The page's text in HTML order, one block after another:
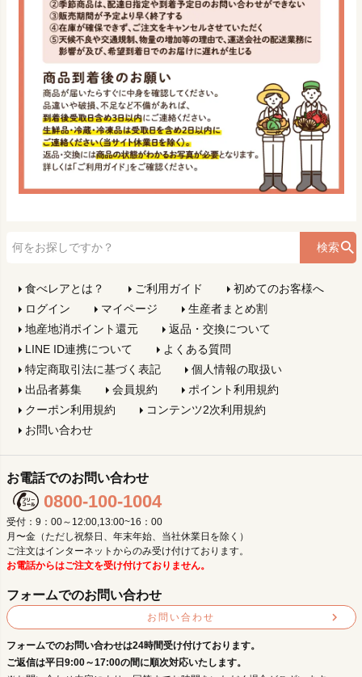
検索
食べレアとは？ ご利用ガイド
初めてのお客様へ
ログイン
マイページ
生産者まとめ割
地産地消ポイント還元
返品・交換について
LINE ID連携について
よくある質問
特定商取引法に基づく表記
個人情報の取扱い
出品者募集
会員規約
ポイント利用規約
クーポン利用規約
コンテンツ2次利用規約
お問い合わせ
お電話でのお問い合わせ
0800-100-1004
受付：9：00～12:00,13:00~16：00
月〜金（ただし祝祭日、年末年始、当社休業日を除く）
ご注文はインターネットからのみ受け付けております。
お電話からはご注文を受け付けておりません。
フォームでのお問い合わせ
お問い合わせ
フォームでのお問い合わせは24時間受け付けております。
ご返信は平日9:00～17:00の間に順次対応いたします。